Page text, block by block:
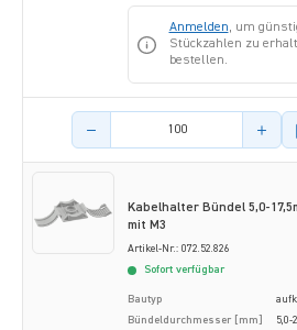
Anmelden, um
Stückzahlen zu
bestellen.
Menge des Artikels
Kabelhalter Bündel 5,0-
mit M3
Artikel-Nr.: 072.52.826
Sofort verfügbar
Bautyp
Bündeldurchmesser [mm]
5,0-